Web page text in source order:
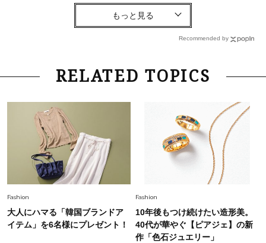
Lifestyle
「お若いですね」は褒め言葉？“若い＝美しい”と
錯覚させる社会の危うさ【上野千鶴子のジェンダ
Lifestyle 2026.8.6
26年夏の【開運アクション】は”ひと拭き”習
Lifestyle
梅宮アンナさん 電撃婚から1年、家族の価値観
を育み中「理想の暮らしよりも今の心地よさを選
んだ」
中村ゆりさん「40代になり、やっと“仕事以外の
幸福感”に目が向いた」ライフスタイルも、服も
Recommended by
RELATED TOPICS
Fashion
大人にハマる「韓国ブランドア
イテム」を6名様にプレゼント！
Fashion
10年後もつけ続けたい造形美。
40代が華やぐ【ピアジェ】の新
作「色石ジュエリー」